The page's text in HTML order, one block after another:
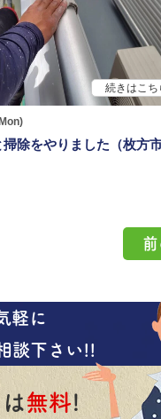
続きはこち
除をやりました（枚方
軽に
談下さい!!
は無料!